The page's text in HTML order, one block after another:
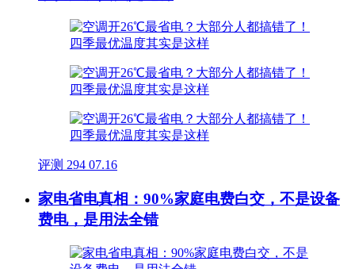
评测 294 07.16
家电省电真相：90%家庭电费白交，不是设备
费电，是用法全错